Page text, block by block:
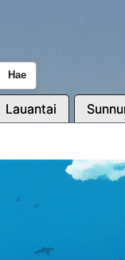
Hae
Lauantai